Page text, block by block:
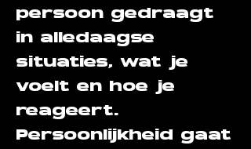
persoon gedraagt ​​
in alledaagse
situaties, wat je
voelt en hoe je
reageert.
Persoonlijkheid gaat